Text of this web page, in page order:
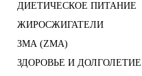
ДИЕТИЧЕСКОЕ ПИТАНИЕ
ЖИРОСЖИГАТЕЛИ
ЗМА (ZMA)
ЗДОРОВЬЕ И ДОЛГОЛЕТИЕ